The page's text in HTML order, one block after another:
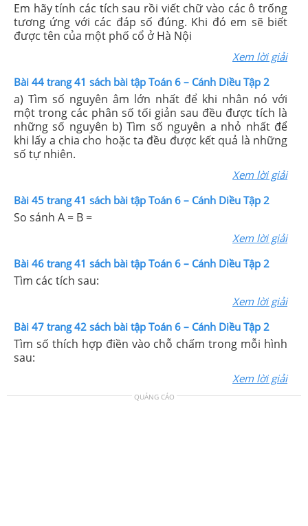
Em hãy tính các tích sau rồi viết chữ vào các ô trống
tương ứng với các đáp số đúng. Khi đó em sẽ biết
được tên của một phố cổ ở Hà Nội
Xem lời giải
Bài 44 trang 41 sách bài tập Toán 6 – Cánh Diều Tập 2
a) Tìm số nguyên âm lớn nhất để khi nhân nó với
một trong các phân số tối giản sau đều được tích là
những số nguyên b) Tìm số nguyên a nhỏ nhất để
khi lấy a chia cho hoặc ta đều được kết quả là những
số tự nhiên.
Xem lời giải
Bài 45 trang 41 sách bài tập Toán 6 – Cánh Diều Tập 2
So sánh A = B =
Xem lời giải
Bài 46 trang 41 sách bài tập Toán 6 – Cánh Diều Tập 2
Tìm các tích sau:
Xem lời giải
Bài 47 trang 42 sách bài tập Toán 6 – Cánh Diều Tập 2
Tìm số thích hợp điền vào chỗ chấm trong mỗi hình
sau:
Xem lời giải
QUẢNG CÁO